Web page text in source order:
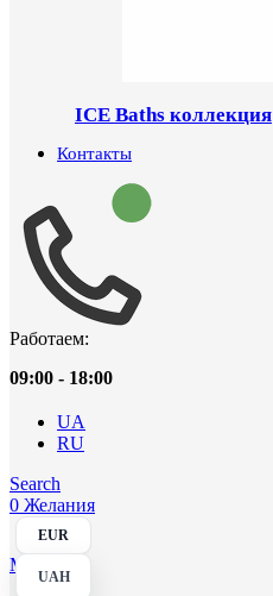
ICE Baths коллекция
Контакты
Работаем:
09:00 - 18:00
UA
RU
Search
0 Желания
EUR
UAH
Menu